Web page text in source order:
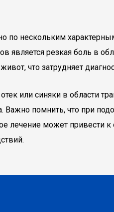
по нескольким
является резкая боль в
что затрудняет
или синяки в области
помнить, что при
лечение может